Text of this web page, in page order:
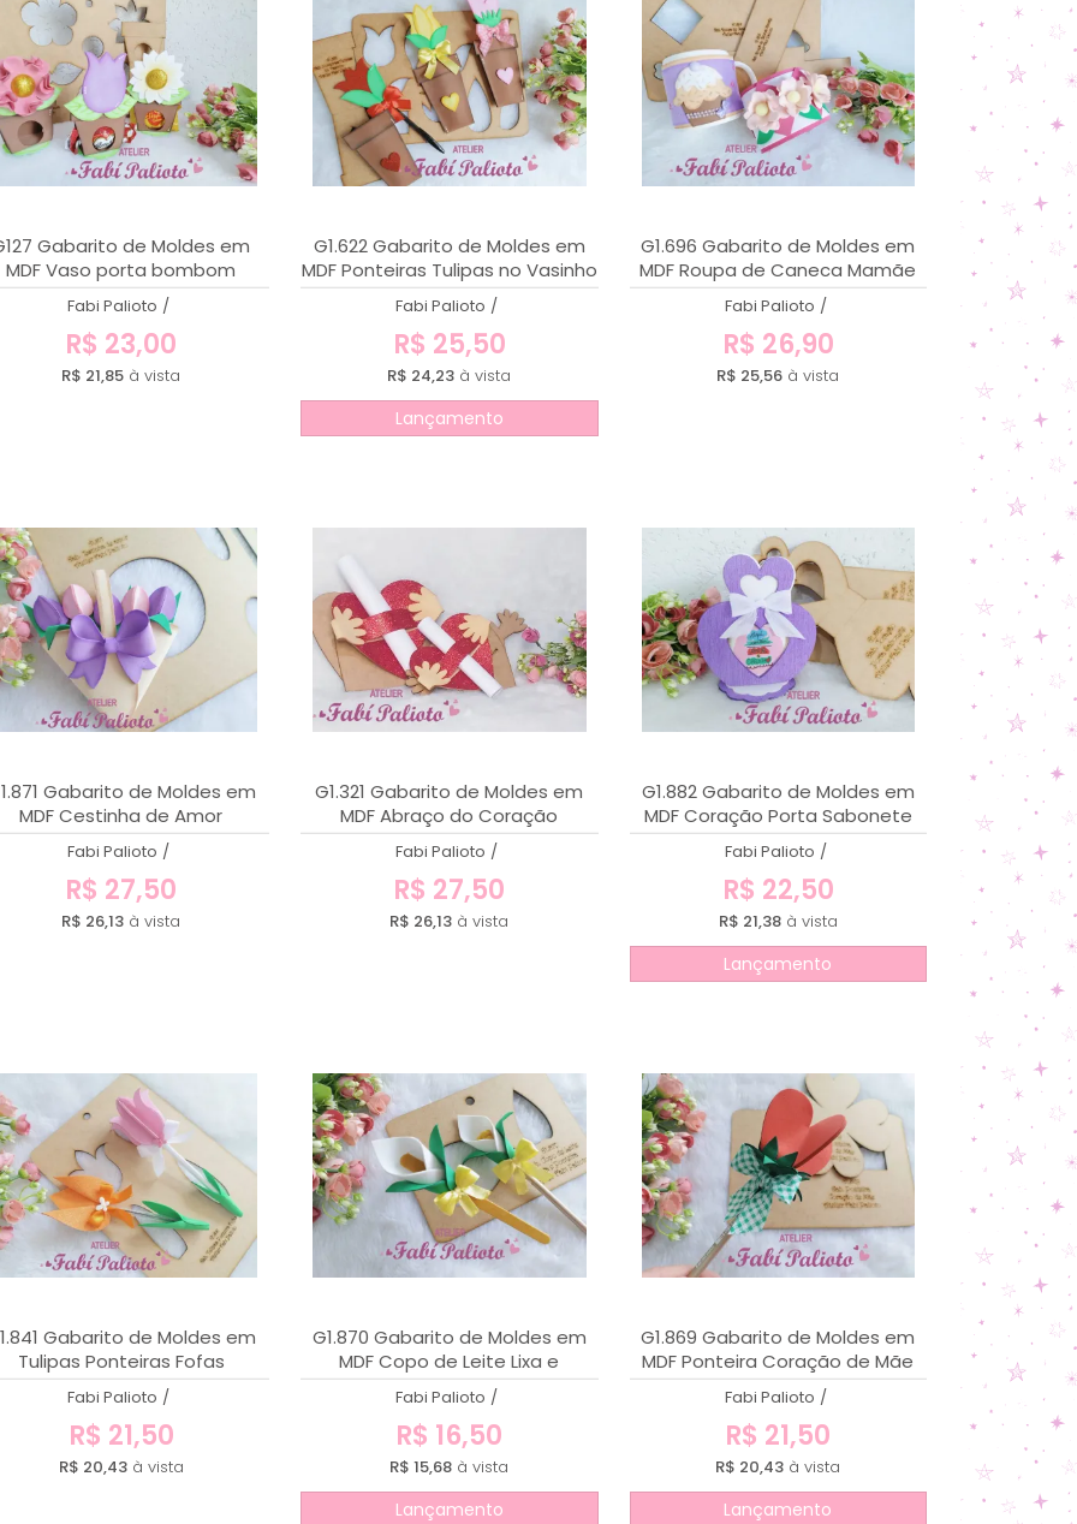
MENOR PREÇO
MAIOR PREÇO
A - Z
Gabarito de Moldes em
MDF Vaso porta bombom
Fabi Palioto /
R$ 23,00
R$ 21,85 à vista
G1.622 Gabarito de Moldes em
MDF Ponteiras Tulipas no Vasinho
Fabi Palioto /
R$ 25,50
R$ 24,23 à vista
Lançamento
G1.696 Gabarito de Moldes em
MDF Roupa de Caneca Mamãe
Fabi Palioto /
R$ 26,90
R$ 25,56 à vista
Gabarito de Moldes em
MDF Cestinha de Amor
Fabi Palioto /
R$ 27,50
R$ 26,13 à vista
G1.321 Gabarito de Moldes em
MDF Abraço do Coração
Fabi Palioto /
R$ 27,50
R$ 26,13 à vista
G1.882 Gabarito de Moldes em
MDF Coração Porta Sabonete
Fabi Palioto /
R$ 22,50
R$ 21,38à vista
Lançamento
Gabarito de Moldes em
Tulipas Ponteiras Fofas
Fabi Palioto /
R$ 21,50
R$ 20,43à vista
G1.870 Gabarito de Moldes em
MDF Copo de Leite Lixa e
Ponteira
Fabi Palioto /
R$ 16,50
R$ 15,68 à vista
Lançamento
G1.869 Gabarito de Moldes em
MDF Ponteira Coração de Mãe
Fabi Palioto /
R$ 21,50
R$ 20,43 à vista
Lançamento